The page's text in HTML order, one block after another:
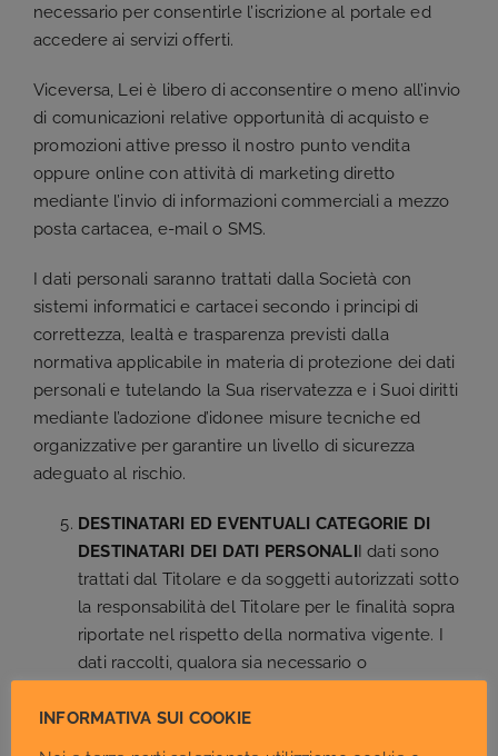
necessario per consentirle l’iscrizione al portale ed
accedere ai servizi offerti.
Viceversa, Lei è libero di acconsentire o meno all’invio
di comunicazioni relative opportunità di acquisto e
promozioni attive presso il nostro punto vendita
oppure online con attività di marketing diretto
mediante l’invio di informazioni commerciali a mezzo
posta cartacea, e-mail o SMS.
I dati personali saranno trattati dalla Società con
sistemi informatici e cartacei secondo i principi di
correttezza, lealtà e trasparenza previsti dalla
normativa applicabile in materia di protezione dei dati
personali e tutelando la Sua riservatezza e i Suoi diritti
mediante l’adozione d’idonee misure tecniche ed
organizzative per garantire un livello di sicurezza
adeguato al rischio.
DESTINATARI ED EVENTUALI CATEGORIE DI
DESTINATARI DEI DATI PERSONALII dati sono
trattati dal Titolare e da soggetti autorizzati sotto
la responsabilità del Titolare per le finalità sopra
riportate nel rispetto della normativa vigente. I
dati raccolti, qualora sia necessario o
finalità, potranno essere trattati da soggetti
INFORMATIVA SUI COOKIE